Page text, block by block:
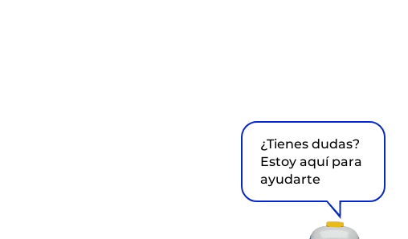
¿Tienes dudas?
Estoy aquí para
ayudarte